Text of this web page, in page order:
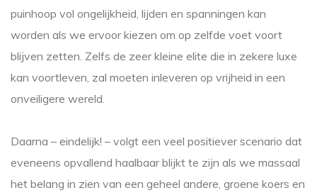
puinhoop vol ongelijkheid, lijden en spanningen kan
worden als we ervoor kiezen om op zelfde voet voort
blijven zetten. Zelfs de zeer kleine elite die in zekere luxe
kan voortleven, zal moeten inleveren op vrijheid in een
onveiligere wereld.
Daarna – eindelijk! – volgt een veel positiever scenario dat
eveneens opvallend haalbaar blijkt te zijn als we massaal
het belang in zien van een geheel andere, groene koers en